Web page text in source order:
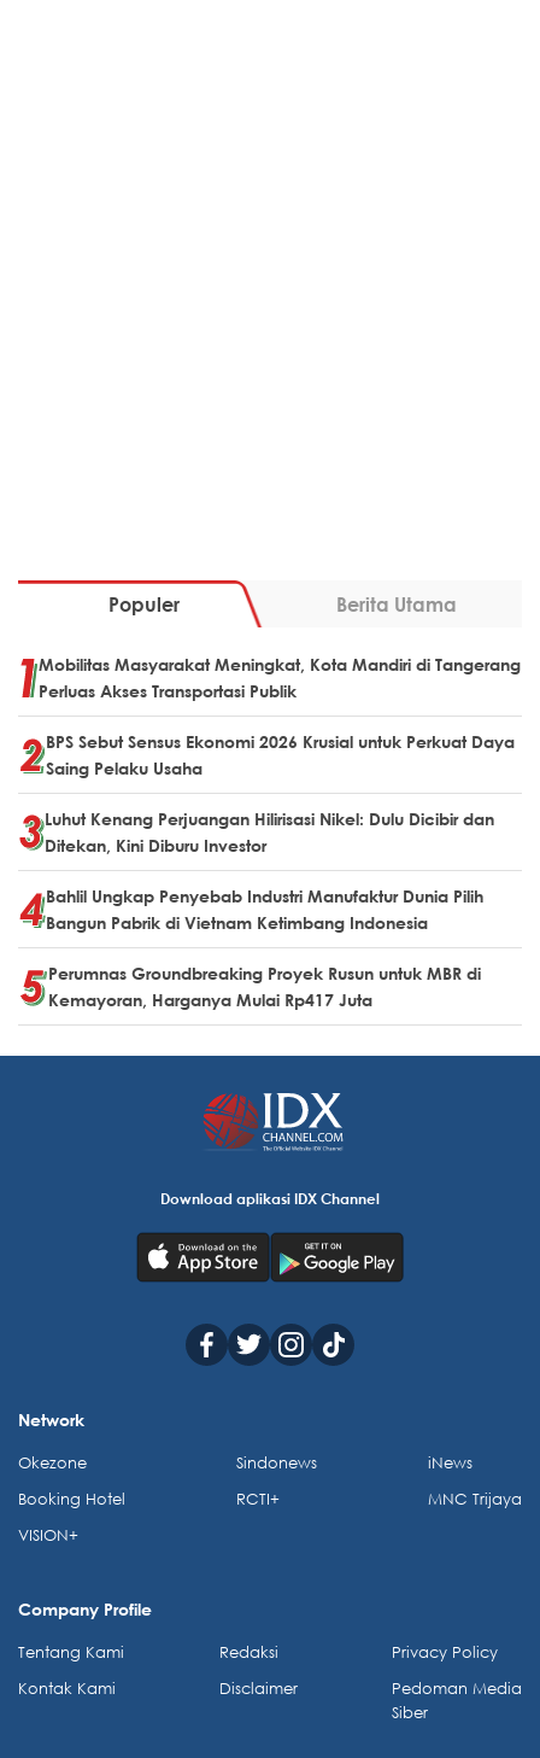
Populer Berita Utama
Mobilitas Masyarakat Meningkat, Kota Mandiri di Tangerang
Perluas Akses Transportasi Publik
BPS Sebut Sensus Ekonomi 2026 Krusial untuk Perkuat Daya
Saing Pelaku Usaha
Luhut Kenang Perjuangan Hilirisasi Nikel: Dulu Dicibir dan
Ditekan, Kini Diburu Investor
Bahlil Ungkap Penyebab Industri Manufaktur Dunia Pilih
Bangun Pabrik di Vietnam Ketimbang Indonesia
Perumnas Groundbreaking Proyek Rusun untuk MBR di
Kemayoran, Harganya Mulai Rp417 Juta
Download aplikasi IDX Channel
Network
Okezone
Booking Hotel
VISION+
Sindonews
RCTI+
iNews
MNC Trijaya
Company Profile
Tentang Kami
Kontak Kami
Redaksi
Disclaimer
Privacy Policy
Pedoman Media
Siber